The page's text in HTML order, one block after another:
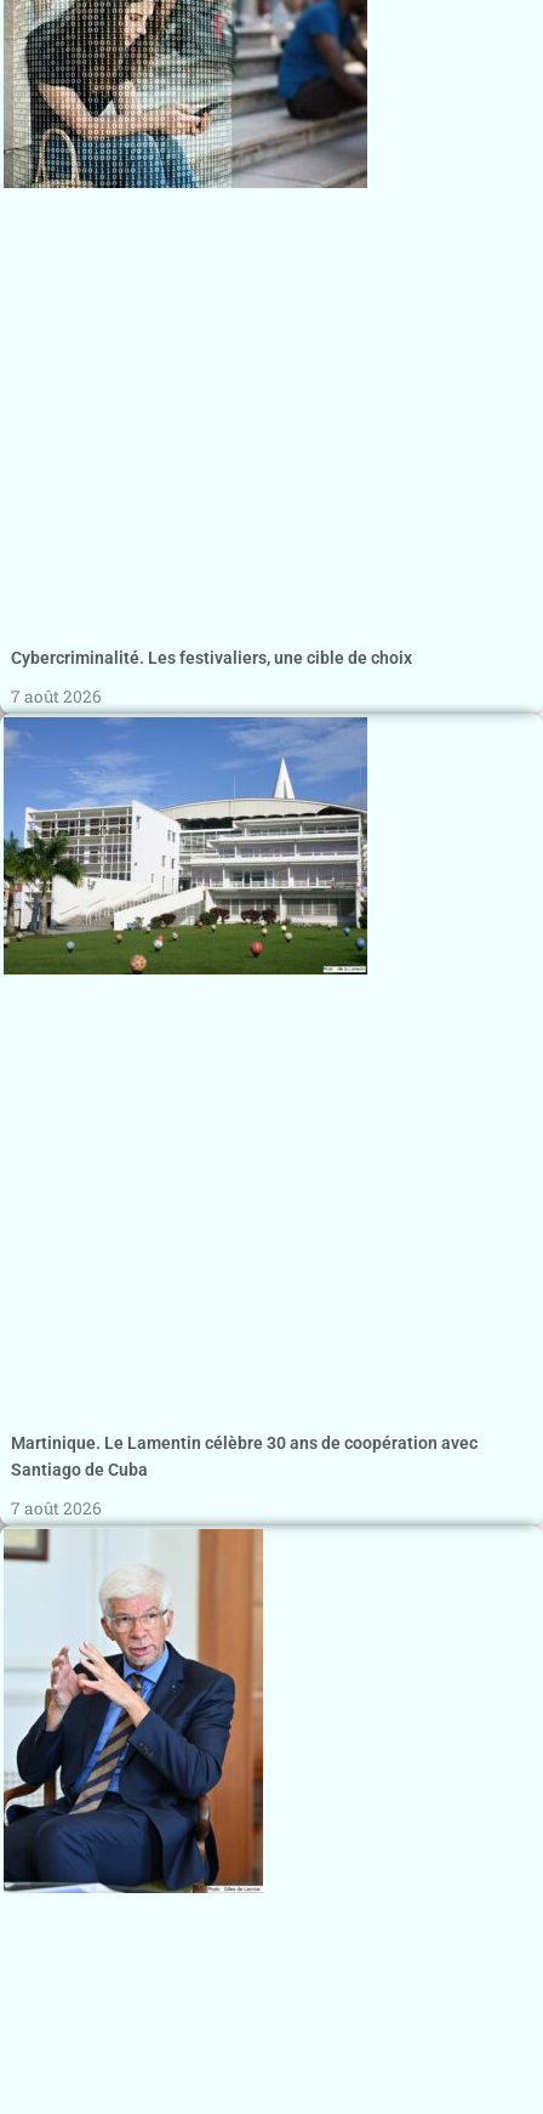
Cybercriminalité. Les festivaliers, une cible de choix
7 août 2026
Martinique. Le Lamentin célèbre 30 ans de coopération avec
Santiago de Cuba
7 août 2026